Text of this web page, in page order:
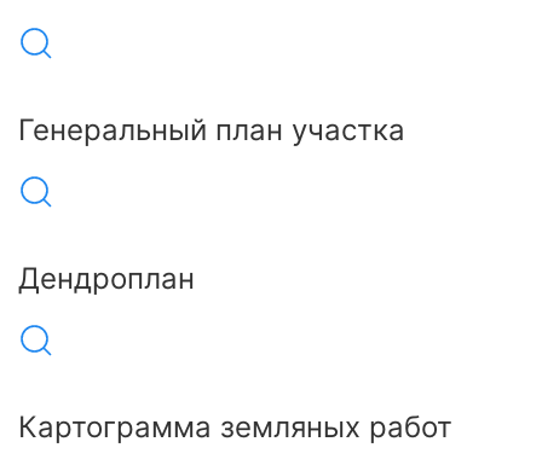
Генеральный план участка
Дендроплан
Картограмма земляных работ